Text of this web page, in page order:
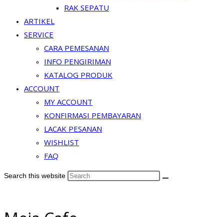
RAK SEPATU
ARTIKEL
SERVICE
CARA PEMESANAN
INFO PENGIRIMAN
KATALOG PRODUK
ACCOUNT
MY ACCOUNT
KONFIRMASI PEMBAYARAN
LACAK PESANAN
WISHLIST
FAQ
Search this website